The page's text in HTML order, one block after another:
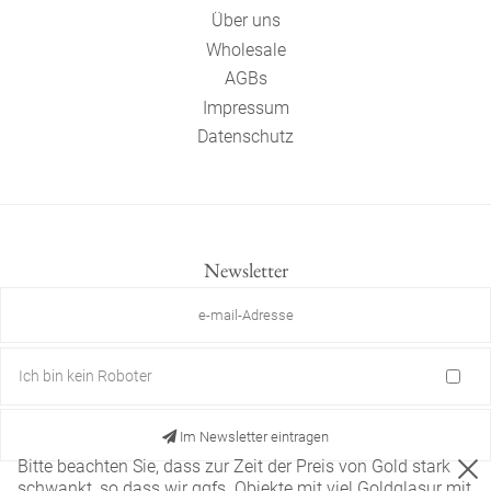
Über uns
Wholesale
AGBs
Impressum
Datenschutz
Newsletter
Ich bin kein Roboter
Im Newsletter eintragen
Bitte beachten Sie, dass zur Zeit der Preis von Gold stark